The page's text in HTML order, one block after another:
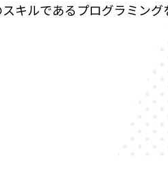
キルであるプログラミン